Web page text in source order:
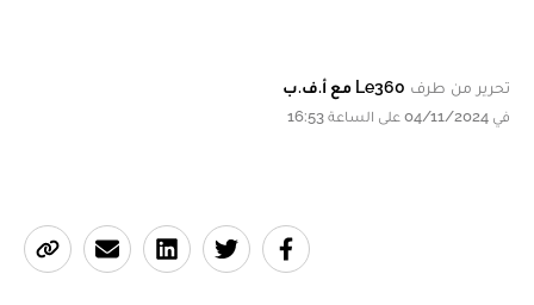
تحرير من طرف Le360 مع أ.ف.ب
في 04/11/2024 على الساعة 16:53